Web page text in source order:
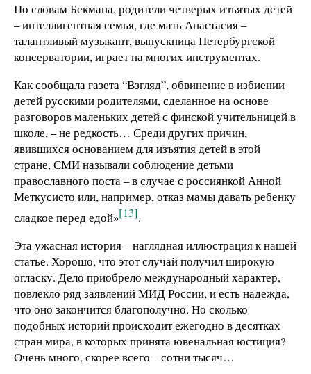
По словам Бекмана, родители четверых изъятых детей
– интеллигентная семья, где мать Анастасия –
талантливый музыкант, выпускница Петербургской
консерватории, играет на многих инструментах.
Как сообщала газета “Взгляд”, обвинение в избиении
детей русскими родителями, сделанное на основе
разговоров маленьких детей с финской учительницей в
школе, – не редкость… Среди других причин,
явившихся основанием для изъятия детей в этой
стране, СМИ называли соблюдение детьми
православного поста – в случае с россиянкой Анной
Меткусисто или, например, отказ мамы давать ребенку
сладкое перед едой»[13].
Эта ужасная история – наглядная иллюстрация к нашей
статье. Хорошо, что этот случай получил широкую
огласку. Дело приобрело международный характер,
повлекло ряд заявлений МИД России, и есть надежда,
что оно закончится благополучно. Но сколько
подобных историй происходит ежегодно в десятках
стран мира, в которых принята ювенальная юстиция?
Очень много, скорее всего – сотни тысяч…